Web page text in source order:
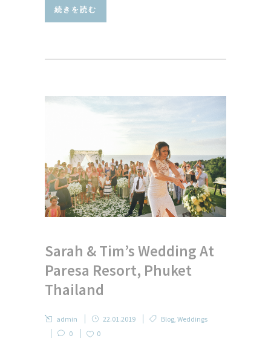
続きを読む
Sarah & Tim’s Wedding At
Paresa Resort, Phuket
Thailand
admin 22.01.2019 Blog Weddings
0
0